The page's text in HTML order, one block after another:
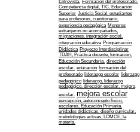
Entrevista. Formación del profesorado,
Competencia digital, TIC, Educación
Superior Justicia Social, estudiantes
para profesores, cuestionario,
experiencia pedagógica Menores
extranjeros no acompañados,
migraciones, integración social,
integración educativa Programación
Didáctica Proyecto Interdisciplinar
TDAH, Práctica docente, formación,
Educación Secundaria. dirección
escolar. educación formación del
profesorado liderazgo escolar liderazgo
pedagógico liderazgo, liderazgo
pedagógico, dirección escolar, mejora
escolar. mejora escolar
percepción, autoconcepto físico,
escolares, Educación Primaria.
unidades didácticas, diseño curricular,
metodologías activas, LOMCE, la
materia.